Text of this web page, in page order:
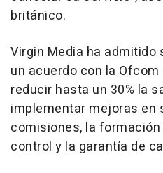
británico.
Virgin Media ha admitido
un acuerdo con la
reducir hasta un 30% la
implementar mejoras en
comisiones, la
control y la garantía de